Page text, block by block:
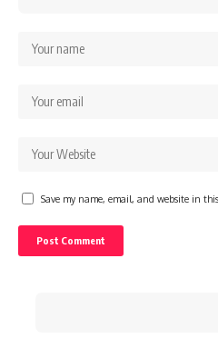
Save my name, email, and website in